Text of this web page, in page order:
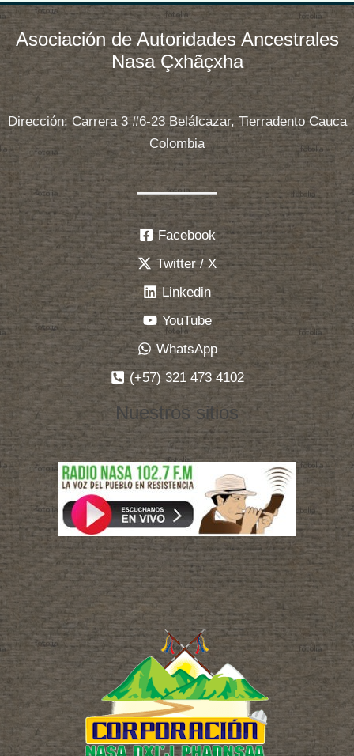
la
Minga
Nacional*
Asociación de Autoridades Ancestrales
Nasa Çxhãçxha
Dirección: Carrera 3 #6-23 Belálcazar, Tierradento Cauca
Colombia
Facebook
Twitter / X
Linkedin
YouTube
WhatsApp
(+57) 321 473 4102
Nuestros sitios